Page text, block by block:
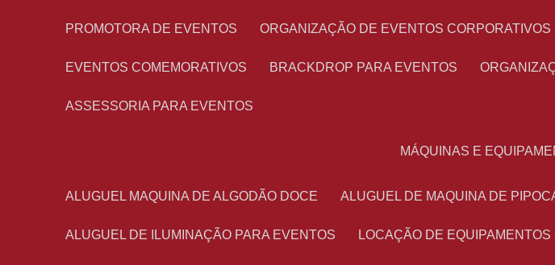
PROMOTORA DE EVENTOS ORGANIZAÇÃO DE EVENTOS CORPORATIVOS
EVENTOS COMEMORATIVOS BRACKDROP PARA EVENTOS
ASSESSORIA PARA EVENTOS
MÁQUINAS E
ALUGUEL MAQUINA DE ALGODÃO DOCE ALUGUEL DE MAQUINA DE
ALUGUEL DE ILUMINAÇÃO PARA EVENTOS LOCAÇÃO DE